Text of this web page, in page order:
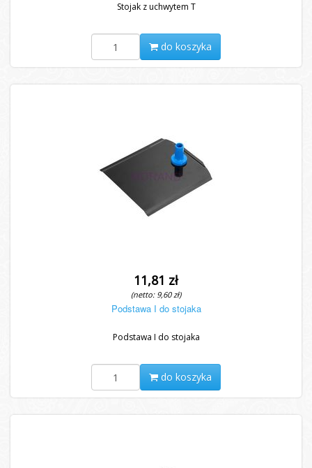
Stojak z uchwytem T
do koszyka
11,81 zł
(netto: 9,60 zł)
Podstawa I do stojaka
Podstawa I do stojaka
do koszyka